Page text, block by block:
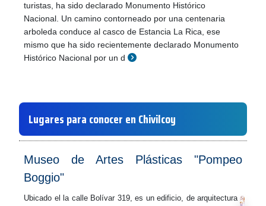
turistas, ha sido declarado Monumento Histórico
Nacional. Un camino contorneado por una centenaria
arboleda conduce al casco de Estancia La Rica, ese
mismo que ha sido recientemente declarado Monumento
Histórico Nacional por un d
Lugares para conocer en Chivilcoy
Museo de Artes Plásticas "Pompeo
Boggio"
Ubicado el la calle Bolívar 319, es un edificio, de arquitectura